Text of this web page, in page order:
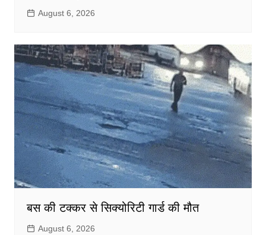
August 6, 2026
बस की टक्कर से सिक्योरिटी गार्ड की मौत
August 6, 2026